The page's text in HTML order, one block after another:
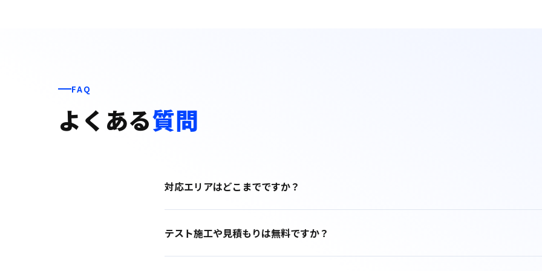
FAQ
よくある質問
対応エリアはどこまでですか？
テスト施工や見積もりは無料ですか？